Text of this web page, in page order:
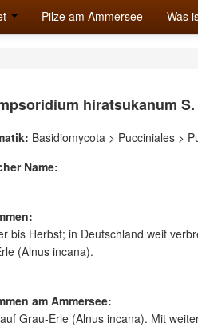
Pilze am Ammersee Was
hiratsukanum
Basidiomycota > Pucciniales >
Name:
bis Herbst; in Deutschland weit
(Alnus incana).
am Ammersee:
Grau-Erle (Alnus incana). Mit